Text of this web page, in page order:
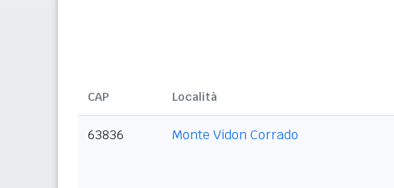
CAP Località
63836 Monte Vidon Corrado